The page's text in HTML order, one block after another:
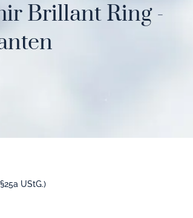
Brillant Ring -
UStG.)